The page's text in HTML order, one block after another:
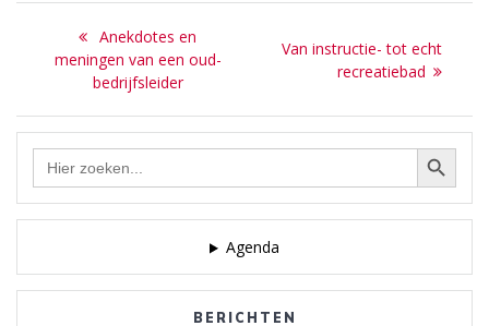
Bericht
navigatie
Previous
post:
Anekdotes en
meningen van een oud-
bedrijfsleider
Next
Van instructie- tot echt
recreatiebad
Zoek Zoekknop
Agenda
BERICHTEN